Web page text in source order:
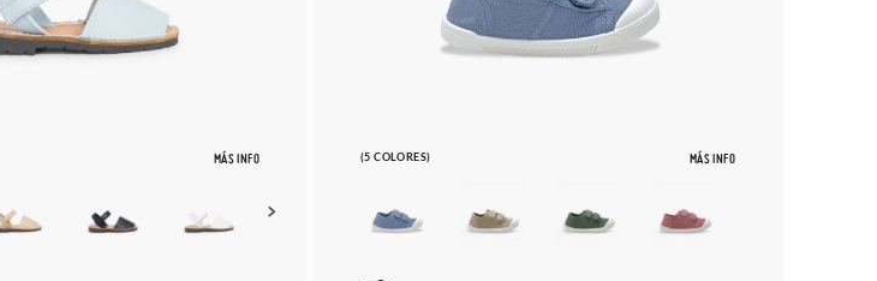
MÁS INFO (5 COLORES) MÁS INFO